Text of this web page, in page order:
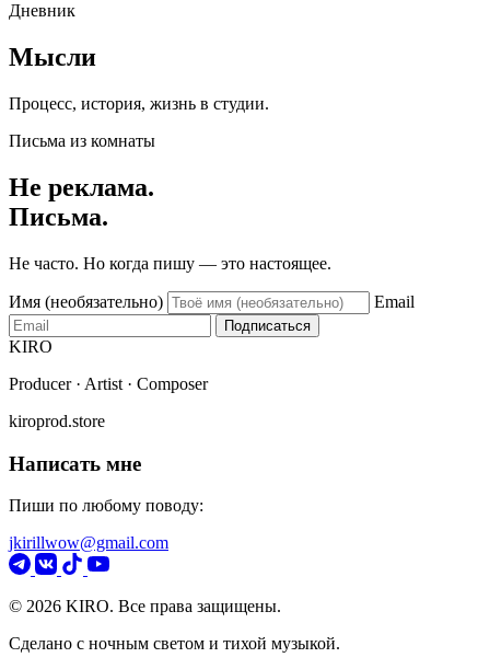
Дневник
Мысли
Процесс, история, жизнь в студии.
Письма из комнаты
Не реклама.
Письма.
Не часто. Но когда пишу — это настоящее.
Имя (необязательно) Email
Подписаться
KIRO
Producer · Artist · Composer
kiroprod.store
Написать мне
Пиши по любому поводу:
jkirillwow@gmail.com
© 2026 KIRO. Все права защищены.
Сделано с ночным светом и тихой музыкой.